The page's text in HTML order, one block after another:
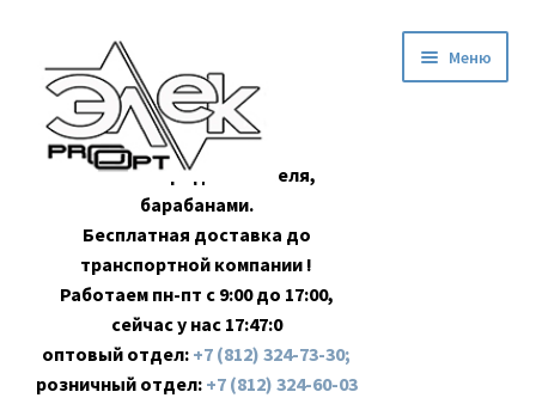
навигации
содержимому
Оптовая продажа кабеля,
барабанами.
Бесплатная доставка до
транспортной компании !
Работаем пн-пт с 9:00 до 17:00,
сейчас у нас 17:47:1
оптовый отдел: +7 (812) 324-73-30;
розничный отдел: +7 (812) 324-60-03
Меню